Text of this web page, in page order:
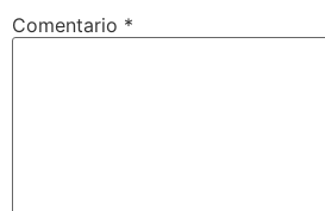
Comentario *